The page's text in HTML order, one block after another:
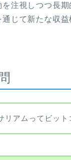
注視しつつ長
じて新たな収益
リアムってビット